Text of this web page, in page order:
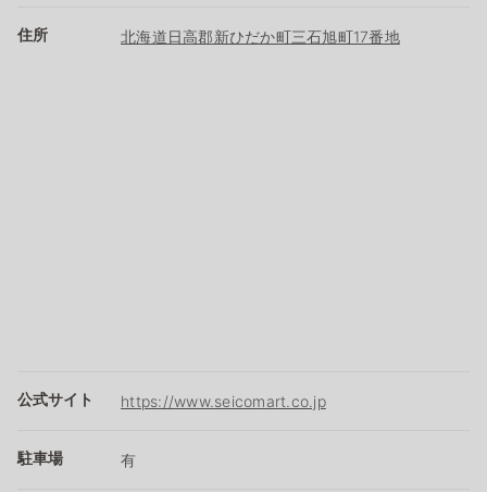
住所 北海道日高郡新ひだか町三石旭町17番地
公式サイト https://www.seicomart.co.jp
駐車場 有